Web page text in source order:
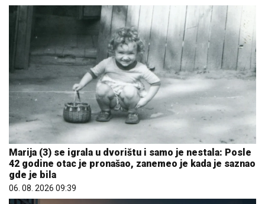
Marija (3) se igrala u dvorištu i samo je nestala: Posle
42 godine otac je pronašao, zanemeo je kada je saznao
gde je bila
06. 08. 2026 09:39